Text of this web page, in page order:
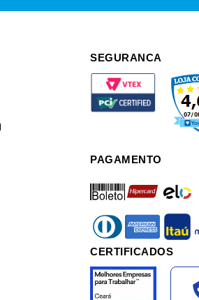
SEGURANCA
PAGAMENTO
boleto
diners american itau
CERTIFICADOS